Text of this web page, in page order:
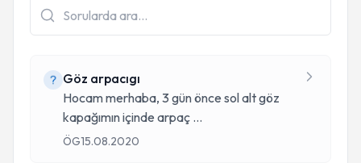
Göz arpacıgı
Hocam merhaba, 3 gün önce sol alt göz
kapağımın içinde arpaç ...
ÖG15.08.2020